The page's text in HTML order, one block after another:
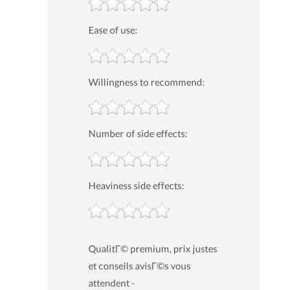
Ease of use:
Willingness to recommend:
Number of side effects:
Heaviness side effects:
QualitГ© premium, prix justes
et conseils avisГ©s vous
attendent -